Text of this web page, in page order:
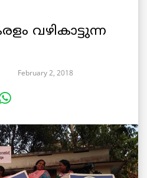
വഴികാട്ടുന്ന
February 2, 2018